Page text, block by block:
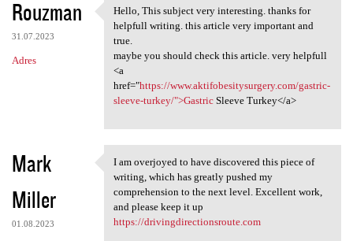
Rouzman
31.07.2023
Adres
Hello, This subject very
Hello, This subject very interesting. thanks for
helpfull writing. this article very important and
true.
maybe you should check this article. very helpfull
<a
href="https://www.aktifobesitysurgery.com/gastric-
sleeve-turkey/">GastricSleeve Turkey</a>
Mark
Miller
01.08.2023
I am overjoyed to have
I am overjoyed to have discovered this piece of
writing, which has greatly pushed my
comprehension to the next level. Excellent work,
and please keep it up
https://drivingdirectionsroute.com